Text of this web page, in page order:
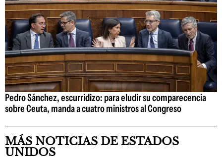
Pedro Sánchez, escurridizo: para eludir su comparecencia
sobre Ceuta, manda a cuatro ministros al Congreso
MÁS NOTICIAS DE ESTADOS
UNIDOS